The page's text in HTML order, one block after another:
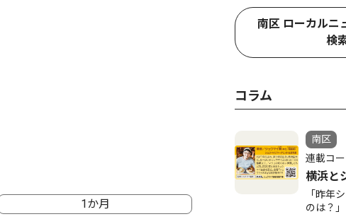
1か月
南区 ローカルニ
検
コラム
南区
連載コ
横浜と
「昨年
のは？」